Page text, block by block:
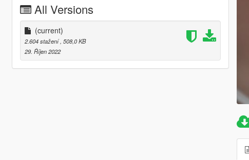
All Versions
(current)
2.604 stažení , 508,0 KB
29. Říjen 2022